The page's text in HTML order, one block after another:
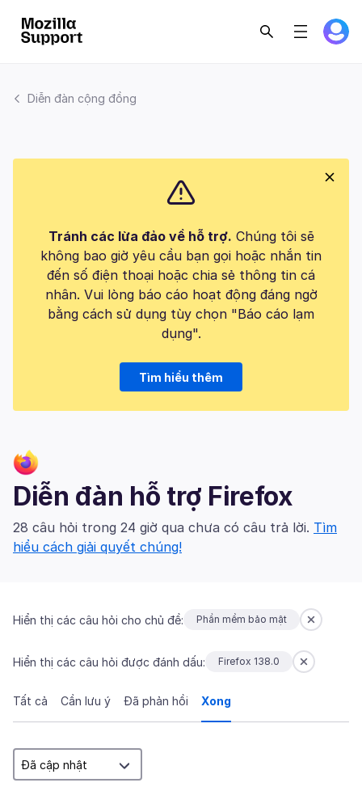
Diễn đàn cộng đồng
Tránh các lừa đảo về hỗ trợ. Chúng tôi sẽ
không bao giờ yêu cầu bạn gọi hoặc nhắn tin
đến số điện thoại hoặc chia sẻ thông tin cá
nhân. Vui lòng báo cáo hoạt động đáng ngờ
bằng cách sử dụng tùy chọn "Báo cáo lạm
dụng".
Tìm hiểu thêm
Diễn đàn hỗ trợ Firefox
28 câu hỏi trong 24 giờ qua chưa có câu trả lời. Tìm
hiểu cách giải quyết chúng!
Hiển thị các câu hỏi cho chủ đề: Phần mềm bảo mật
Hiển thị các câu hỏi được đánh dấu: Firefox 138.0
Tất cả Cần lưu ý Đã phản hồi Xong